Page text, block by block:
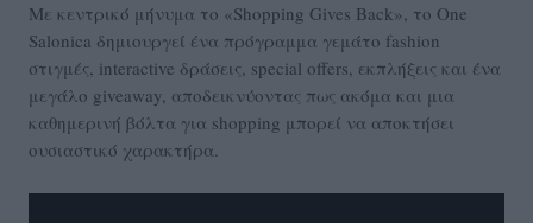
Με κεντρικό μήνυμα το «Shopping Gives Back», το One
Salonica δημιουργεί ένα πρόγραμμα γεμάτο fashion
στιγμές, interactive δράσεις, special offers, εκπλήξεις και ένα
μεγάλο giveaway, αποδεικνύοντας πως ακόμα και μια
καθημερινή βόλτα για shopping μπορεί να αποκτήσει
ουσιαστικό χαρακτήρα.